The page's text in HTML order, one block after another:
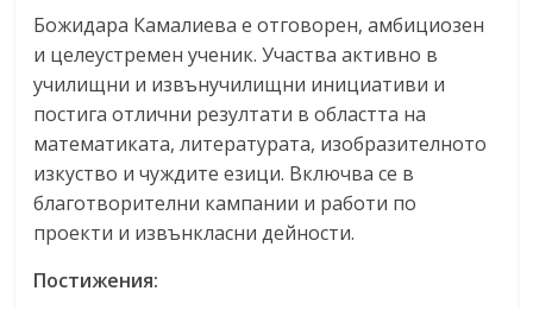
Божидара Камалиева е отговорен, амбициозен
и целеустремен ученик. Участва активно в
училищни и извънучилищни инициативи и
постига отлични резултати в областта на
математиката, литературата, изобразителното
изкуство и чуждите езици. Включва се в
благотворителни кампании и работи по
проекти и извънкласни дейности.
Постижения: